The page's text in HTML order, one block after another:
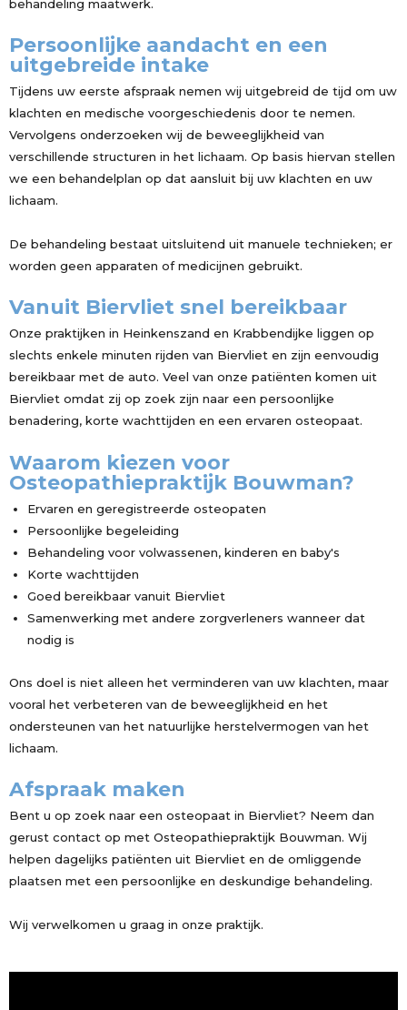
behandeling maatwerk.
Persoonlijke aandacht en een
uitgebreide intake
Tijdens uw eerste afspraak nemen wij uitgebreid de tijd om uw
klachten en medische voorgeschiedenis door te nemen.
Vervolgens onderzoeken wij de beweeglijkheid van
verschillende structuren in het lichaam. Op basis hiervan stellen
we een behandelplan op dat aansluit bij uw klachten en uw
lichaam.
De behandeling bestaat uitsluitend uit manuele technieken; er
worden geen apparaten of medicijnen gebruikt.
Vanuit Biervliet snel bereikbaar
Onze praktijken in Heinkenszand en Krabbendijke liggen op
slechts enkele minuten rijden van Biervliet en zijn eenvoudig
bereikbaar met de auto. Veel van onze patiënten komen uit
Biervliet omdat zij op zoek zijn naar een persoonlijke
benadering, korte wachttijden en een ervaren osteopaat.
Waarom kiezen voor
Osteopathiepraktijk Bouwman?
Ervaren en geregistreerde osteopaten
Persoonlijke begeleiding
Behandeling voor volwassenen, kinderen en baby's
Korte wachttijden
Goed bereikbaar vanuit Biervliet
Samenwerking met andere zorgverleners wanneer dat
nodig is
Ons doel is niet alleen het verminderen van uw klachten, maar
vooral het verbeteren van de beweeglijkheid en het
ondersteunen van het natuurlijke herstelvermogen van het
lichaam.
Afspraak maken
Bent u op zoek naar een osteopaat in Biervliet? Neem dan
gerust contact op met Osteopathiepraktijk Bouwman. Wij
helpen dagelijks patiënten uit Biervliet en de omliggende
plaatsen met een persoonlijke en deskundige behandeling.
Wij verwelkomen u graag in onze praktijk.